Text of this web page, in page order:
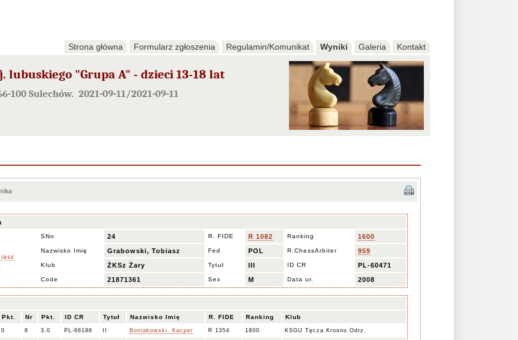
Strona główna Formularz zgłoszenia Regulamin/Komunikat Wyniki Galeria Kontakt
"Grupa A" - dzieci 13-18 lat
100 Sulechów. 2021-09-11/2021-09-11
SNo 24 R. FIDE R 1082 Ranking 1600
Nazwisko Imię Grabowski, Tobiasz Fed POL R.ChessArbiter 959
Klub ŻKSz Żary Tytuł III ID CR PL-60471
Code 21871361 Sex M Data ur. 2008
Pkt. Nr Pkt. ID CR Tytuł Nazwisko Imię R. FIDE Ranking Klub
0 8 3.0 PL-66186 Boniakowski, Kacper R 1354 1800 KSGU Tęcza Krosno Odrz.